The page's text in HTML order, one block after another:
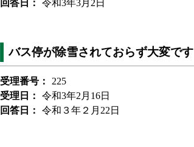
回答日：
令和3年3月2日
バス停が除雪されておらず大変です
受理番号：
225
受理日：
令和3年2月16日
回答日：
令和３年２月22日